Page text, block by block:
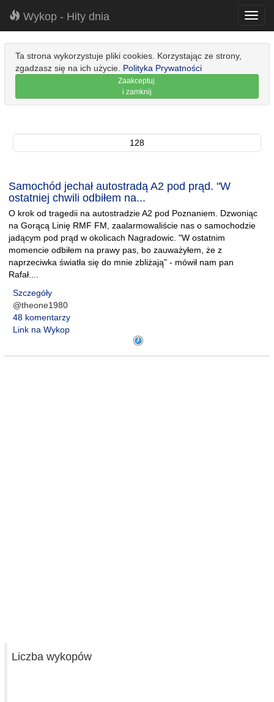
Wykop - Hity dnia
Ta strona wykorzystuje pliki cookies. Korzystając ze strony,
zgadzasz się na ich użycie. Polityka Prywatności
Zaakceptuj
i zamknij
128
Samochód jechał autostradą A2 pod prąd. "W
ostatniej chwili odbiłem na...
O krok od tragedii na autostradzie A2 pod Poznaniem. Dzwoniąc
na Gorącą Linię RMF FM, zaalarmowaliście nas o samochodzie
jadącym pod prąd w okolicach Nagradowic. "W ostatnim
momencie odbiłem na prawy pas, bo zauważyłem, że z
naprzeciwka światła się do mnie zbliżają" - mówił nam pan
Rafał....
Szczegóły
@theone1980
48 komentarzy
Link na Wykop
Liczba wykopów